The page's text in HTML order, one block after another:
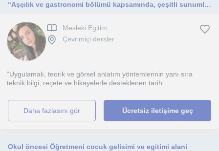
“Aşçılık ve gastronomi bölümü kapsamında, çeşitli sunumlar, tarifler ve ileri düzey bilgilerle sizlere destek olmak istiyorum
Mesleki Egitim
Çevrimiçi dersler
“Uygulamalı, teorik ve görsel anlatım yöntemlerinin yanı sıra
teknik bilgi, reçete ve hikayelerle desteklenen tarih...
daha fazlasını gör Ücretsiz iletişime geç
Okul öncesi Öğretmeni cocuk gelisimi ve egitimi alani